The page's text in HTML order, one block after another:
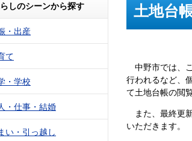
土地台
中野市では、
行われるなど、
て土地台帳の閲
また、最終更
いただきます。
しのシーンから探す
・出産
て
・学校
・仕事・結婚
い・引っ越し